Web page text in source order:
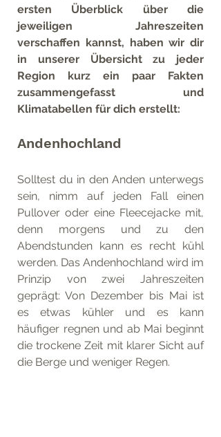
ersten Überblick über die
jeweiligen Jahreszeiten
verschaffen kannst, haben wir dir
in unserer Übersicht zu jeder
Region kurz ein paar Fakten
zusammengefasst und
Klimatabellen für dich erstellt:
Andenhochland
Solltest du in den Anden unterwegs
sein, nimm auf jeden Fall einen
Pullover oder eine Fleecejacke mit,
denn morgens und zu den
Abendstunden kann es recht kühl
werden. Das Andenhochland wird im
Prinzip von zwei Jahreszeiten
geprägt: Von Dezember bis Mai ist
es etwas kühler und es kann
häufiger regnen und ab Mai beginnt
die trockene Zeit mit klarer Sicht auf
die Berge und weniger Regen.